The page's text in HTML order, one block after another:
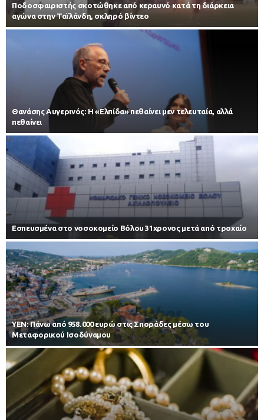
Ποδοσφαιριστής σκοτώθηκε από κεραυνό κατά τη διάρκεια
αγώνα στην Ταϊλάνδη, σκληρό βίντεο
Θανάσης Αυγερινός: Η «Ελπίδα» πεθαίνει μεν τελευταία, αλλά
πεθαίνει
Εσπευσμένα στο νοσοκομείο Βόλου 31χρονος μετά από τροχαίο
ΥΕΝ: Πάνω από 958.000 ευρώ στις Σποράδες μέσω του
Μεταφορικού Ισοδύναμου